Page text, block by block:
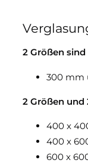
2 Größen
300 mm
2 Größen
400 x
400 x
600 x